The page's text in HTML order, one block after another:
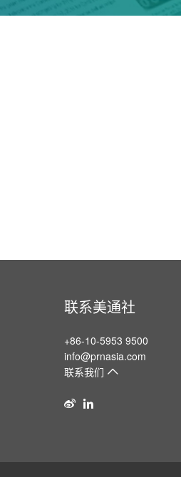
联系美通社
+86-10-5953 9500
info@prnasia.com
联系我们